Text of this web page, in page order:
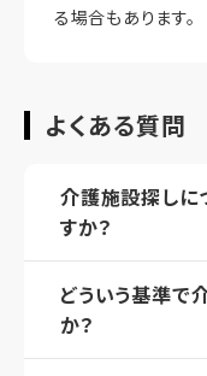
る場合もあります。
よくある質問
介護施設探しに
すか？
どういう基準で
か？